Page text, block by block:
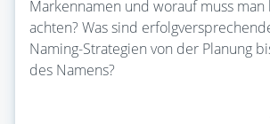
Markennamen und worauf muss
achten? Was sind
Naming-Strategien von der Planung
des Namens?